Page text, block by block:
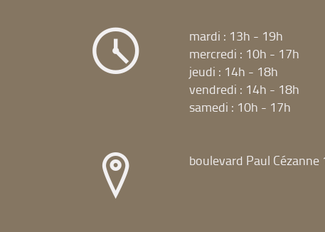
mardi : 13h - 19h
mercredi : 10h - 17h
jeudi : 14h - 18h
vendredi : 14h - 18h
samedi : 10h - 17h
boulevard Paul